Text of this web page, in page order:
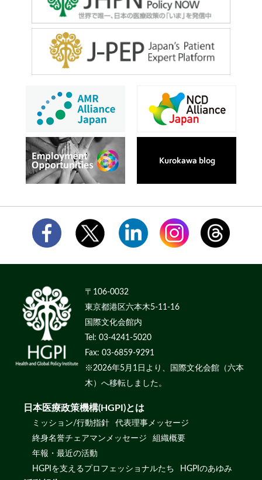
〒106-0032
東京都港区六本木5-11-16
国際文化会館内
Tel: 03-4241-5020
Fax: 03-6859-9291
※2026年5月1日より、国際文化会館（六本
木）へ移転しました。
日本医療政策機構(HGPI)とは
ミッション/行動指針
代表理事メッセージ
終身名誉チェアマンメッセージ
組織概要
年報・最近の活動
HGPIを支えるプロフェッショナルたち
HGPIのあゆみ